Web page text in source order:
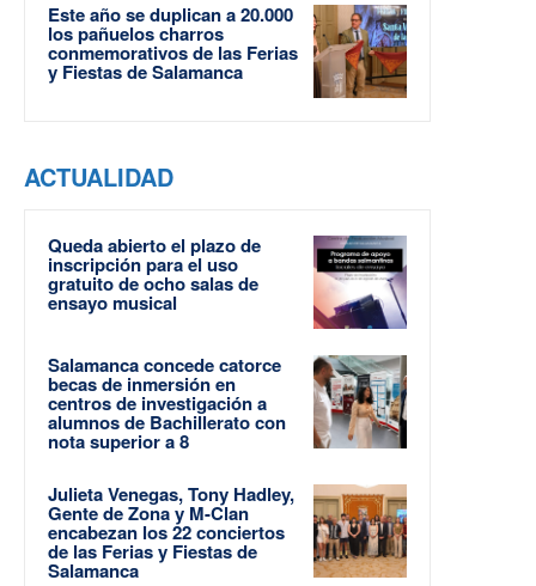
Este año se duplican a 20.000
los pañuelos charros
conmemorativos de las Ferias
y Fiestas de Salamanca
ACTUALIDAD
Queda abierto el plazo de
inscripción para el uso
gratuito de ocho salas de
ensayo musical
Salamanca concede catorce
becas de inmersión en
centros de investigación a
alumnos de Bachillerato con
nota superior a 8
Julieta Venegas, Tony Hadley,
Gente de Zona y M-Clan
encabezan los 22 conciertos
de las Ferias y Fiestas de
Salamanca